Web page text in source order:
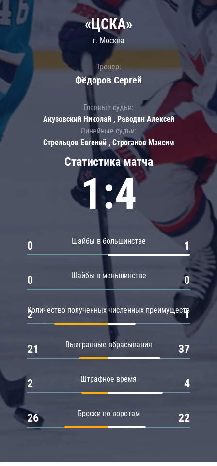
Статистика матча
1:4
Шайбы в большинстве
0 1
Шайбы в меньшинстве
0 0
Количество полученных численных преимуществ
2 1
Выигранные вбрасывания
21 37
Штрафное время
2 4
Броски по воротам
26 22
«ЦСКА»
г. Москва
Тренер:
Фёдоров Сергей
Главные судьи:
Акузовский Николай , Раводин Алексей
Линейные судьи:
Стрельцов Евгений , Строганов Максим